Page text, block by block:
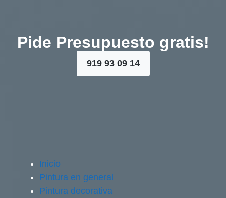
Pide Presupuesto gratis!
919 93 09 14
Inicio
Pintura en general
Pintura decorativa